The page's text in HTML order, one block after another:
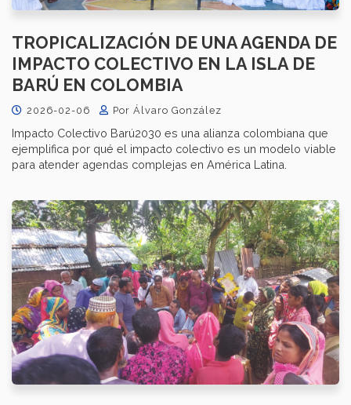
TROPICALIZACIÓN D​​​E UNA AGENDA DE
IMPACTO COLECTIVO​​​ EN LA ​​I​​SLA DE
BARÚ EN COLOMBIA​
2026-02-06 Por Álvaro González
Impacto Colectivo Barú2030 es una alianza colombiana que
ejemplifica por qué el impacto colectivo es un modelo viable
para atender agendas complejas en América Latina.